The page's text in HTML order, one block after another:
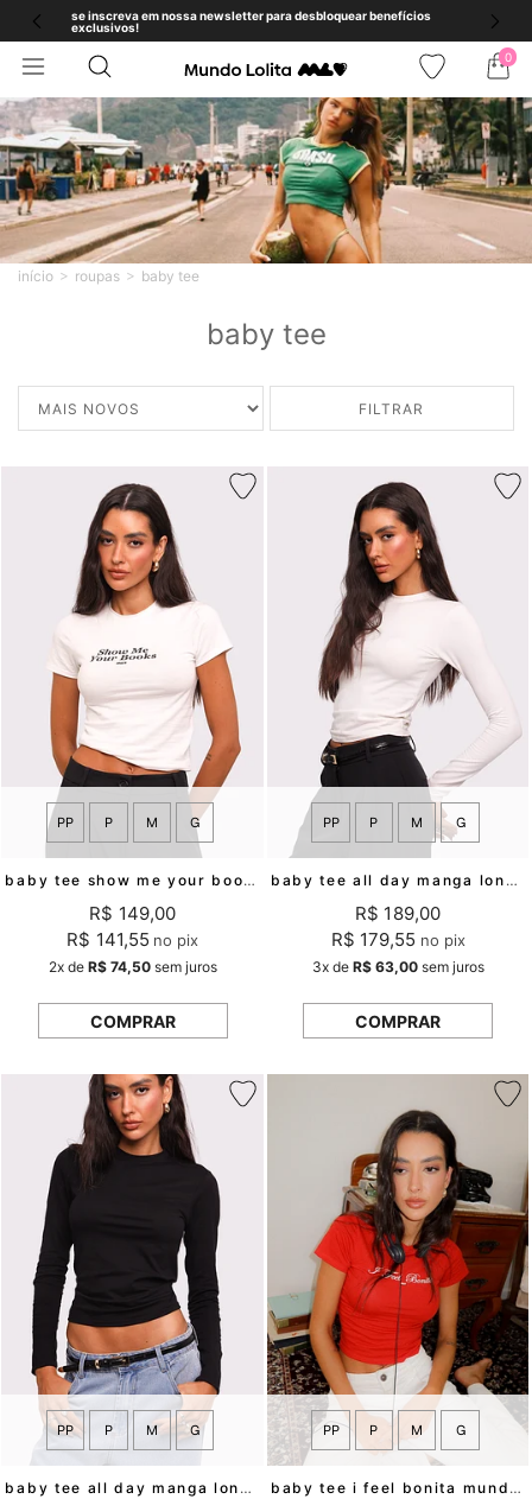
se inscreva em nossa newsletter para desbloquear benefícios
exclusivos!
0
início roupas baby tee
baby tee
FILTRAR
baby tee show me your books mundo lolita
PP P M G
R$ 149,00
R$ 141,55 no pix
2xde R$ 74,50sem juros
COMPRAR
baby tee all day manga longa off white mundo lolita
PP P M G
R$ 189,00
R$ 179,55 no pix
3xde R$ 63,00sem juros
COMPRAR
baby tee all day manga longa preta mundo lolita
PP P M G
baby tee i feel bonita mundo lolita
PP P M G